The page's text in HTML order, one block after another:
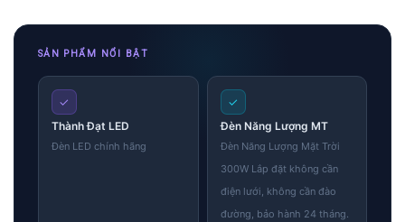
to
content
SẢN PHẨM NỔI BẬT
✓
Thành Đạt LED
Đèn LED chính hãng
✓
Đèn Năng Lượng MT
Đèn Năng Lượng Mặt Trời
300W Lắp đặt không cần
điện lưới, không cần đào
đường, bảo hành 24 tháng.